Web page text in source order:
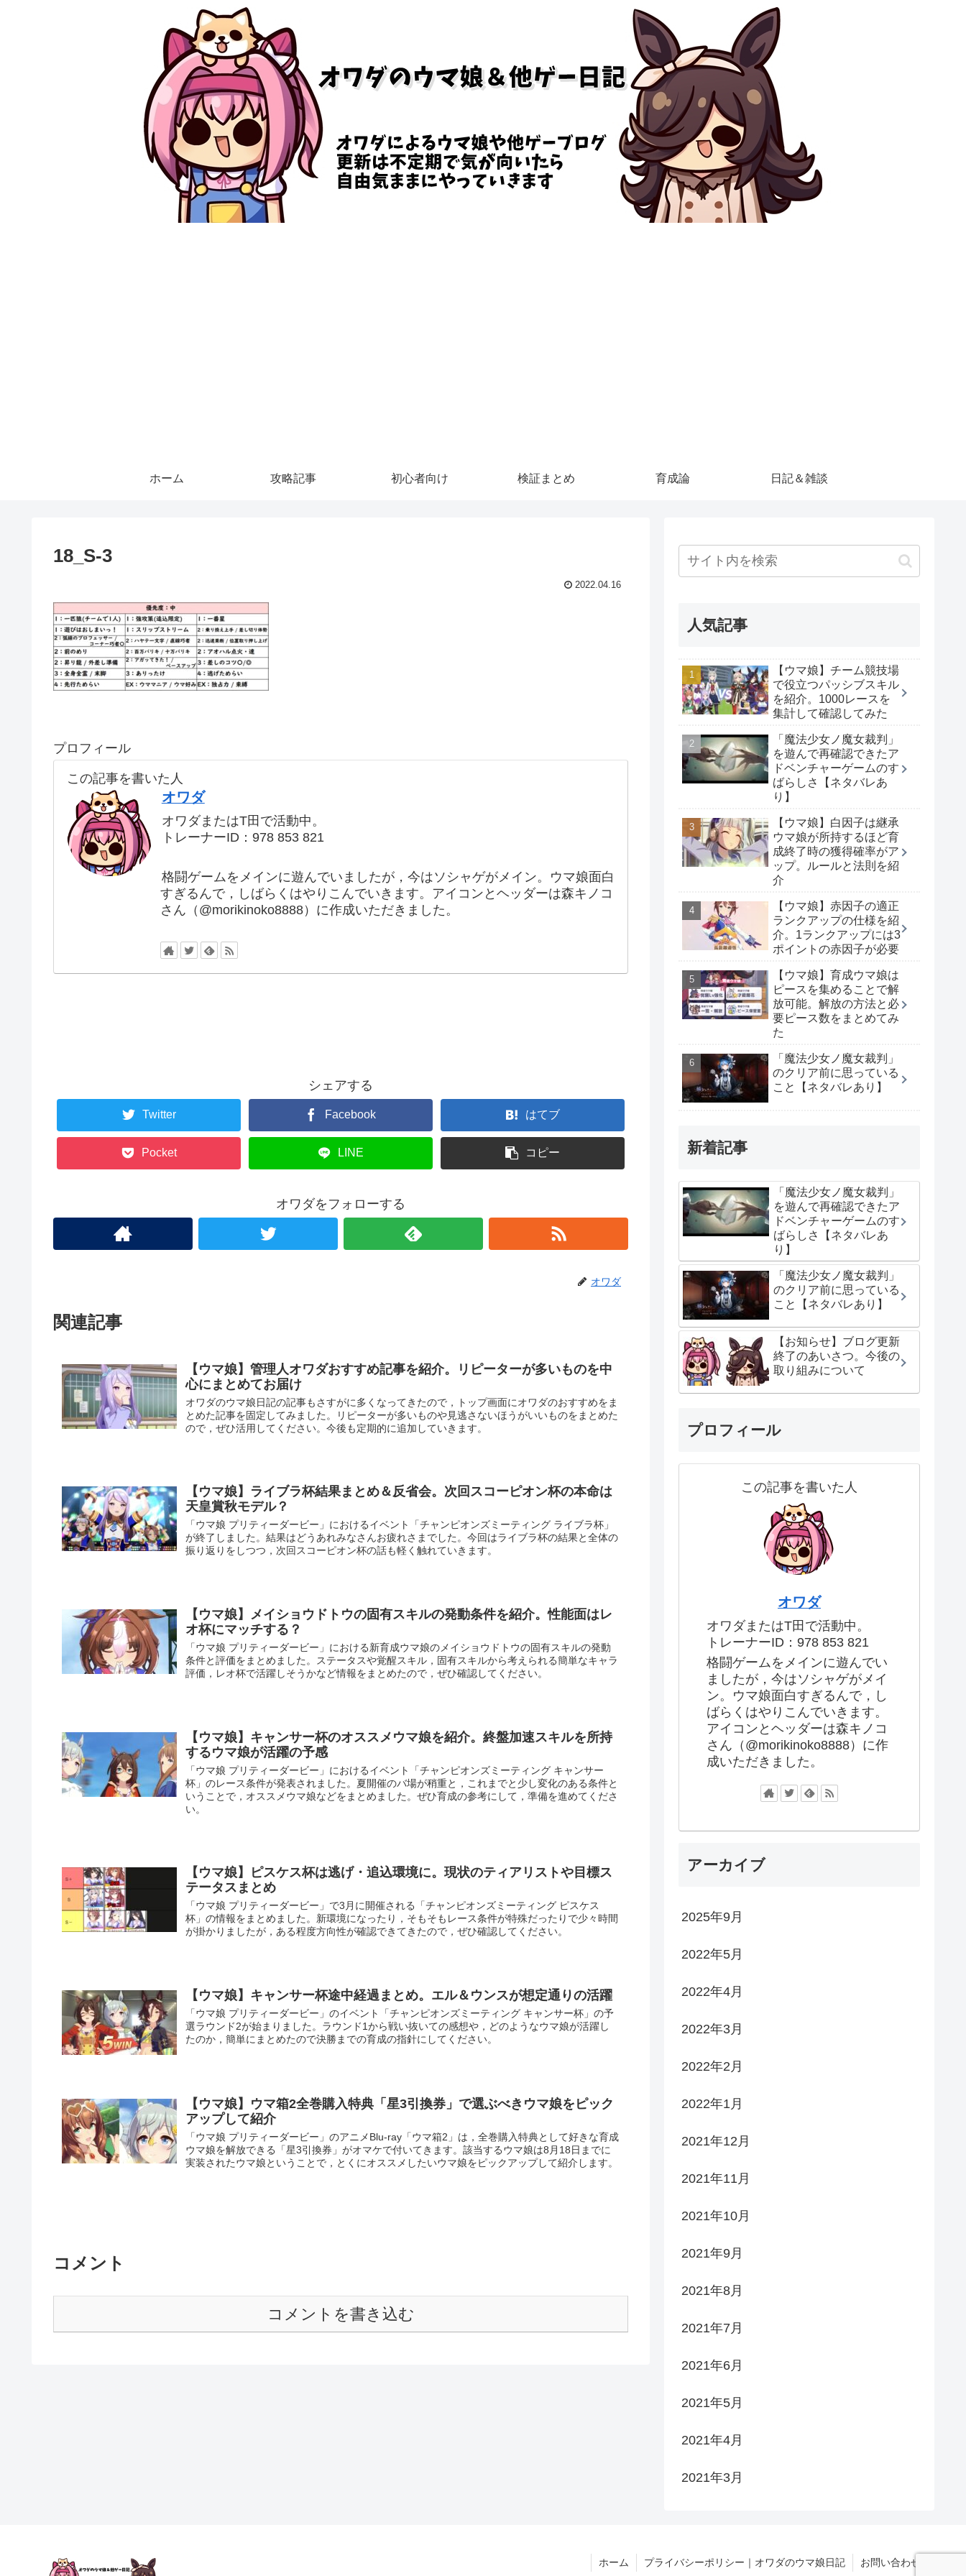
ホーム 攻略記事 初心者向け 検証まとめ 育成論 日記＆雑談
18_S-3
2022.04.16
プロフィール
この記事を書いた人
オワダ
オワダまたはT田で活動中。
トレーナーID：978 853 821
格闘ゲームをメインに遊んでいましたが，今はソシャゲがメイン。ウマ娘面白
すぎるんで，しばらくはやりこんでいきます。アイコンとヘッダーは森キノコ
さん（@morikinoko8888）に作成いただきました。
シェアする
Twitter Facebook はてブ
Pocket LINE コピー
オワダをフォローする
オワダ
関連記事
【ウマ娘】管理人オワダおすすめ記事を紹介。リピーターが多いものを中
心にまとめてお届け
オワダのウマ娘日記の記事もさすがに多くなってきたので，トップ画面にオワダのおすすめをま
とめた記事を固定してみました。リピーターが多いものや見逃さないほうがいいものをまとめた
ので，ぜひ活用してください。今後も定期的に追加していきます。
【ウマ娘】ライブラ杯結果まとめ＆反省会。次回スコーピオン杯の本命は
天皇賞秋モデル？
「ウマ娘 プリティーダービー」におけるイベント「チャンピオンズミーティング ライブラ杯」
が終了しました。結果はどうあれみなさんお疲れさまでした。今回はライブラ杯の結果と全体の
振り返りをしつつ，次回スコーピオン杯の話も軽く触れていきます。
【ウマ娘】メイショウドトウの固有スキルの発動条件を紹介。性能面はレ
オ杯にマッチする？
「ウマ娘 プリティーダービー」における新育成ウマ娘のメイショウドトウの固有スキルの発動
条件と評価をまとめました。ステータスや覚醒スキル，固有スキルから考えられる簡単なキャラ
評価，レオ杯で活躍しそうかなど情報をまとめたので，ぜひ確認してください。
【ウマ娘】キャンサー杯のオススメウマ娘を紹介。終盤加速スキルを所持
するウマ娘が活躍の予感
「ウマ娘 プリティーダービー」におけるイベント「チャンピオンズミーティング キャンサー
杯」のレース条件が発表されました。夏開催のバ場が稍重と，これまでと少し変化のある条件と
いうことで，オススメウマ娘などをまとめました。ぜひ育成の参考にして，準備を進めてくださ
い。
【ウマ娘】ピスケス杯は逃げ・追込環境に。現状のティアリストや目標ス
テータスまとめ
「ウマ娘 プリティーダービー」で3月に開催される「チャンピオンズミーティング ピスケス
杯」の情報をまとめました。新環境になったり，そもそもレース条件が特殊だったりで少々時間
が掛かりましたが，ある程度方向性が確認できてきたので，ぜひ確認してください。
【ウマ娘】キャンサー杯途中経過まとめ。エル＆ウンスが想定通りの活躍
「ウマ娘 プリティーダービー」のイベント「チャンピオンズミーティング キャンサー杯」の予
選ラウンド2が始まりました。ラウンド1から戦い抜いての感想や，どのようなウマ娘が活躍し
たのか，簡単にまとめたので決勝までの育成の指針にしてください。
【ウマ娘】ウマ箱2全巻購入特典「星3引換券」で選ぶべきウマ娘をピック
アップして紹介
「ウマ娘 プリティーダービー」のアニメBlu-ray「ウマ箱2」は，全巻購入特典として好きな育成
ウマ娘を解放できる「星3引換券」がオマケで付いてきます。該当するウマ娘は8月18日までに
実装されたウマ娘ということで，とくにオススメしたいウマ娘をピックアップして紹介します。
コメント
コメントを書き込む
人気記事
【ウマ娘】チーム競技場
で役立つパッシブスキル
を紹介。1000レースを
集計して確認してみた
「魔法少女ノ魔女裁判」
を遊んで再確認できたア
ドベンチャーゲームのす
ばらしさ【ネタバレあ
り】
【ウマ娘】白因子は継承
ウマ娘が所持するほど育
成終了時の獲得確率がア
ップ。ルールと法則を紹
介
【ウマ娘】赤因子の適正
ランクアップの仕様を紹
介。1ランクアップには3
ポイントの赤因子が必要
【ウマ娘】育成ウマ娘は
ピースを集めることで解
放可能。解放の方法と必
要ピース数をまとめてみ
た
「魔法少女ノ魔女裁判」
のクリア前に思っている
こと【ネタバレあり】
新着記事
「魔法少女ノ魔女裁判」
を遊んで再確認できたア
ドベンチャーゲームのす
ばらしさ【ネタバレあ
り】
「魔法少女ノ魔女裁判」
のクリア前に思っている
こと【ネタバレあり】
【お知らせ】ブログ更新
終了のあいさつ。今後の
取り組みについて
プロフィール
この記事を書いた人
オワダ
オワダまたはT田で活動中。
トレーナーID：978 853 821
格闘ゲームをメインに遊んでい
ましたが，今はソシャゲがメイ
ン。ウマ娘面白すぎるんで，し
ばらくはやりこんでいきます。
アイコンとヘッダーは森キノコ
さん（@morikinoko8888）に作
成いただきました。
アーカイブ
2025年9月
2022年5月
2022年4月
2022年3月
2022年2月
2022年1月
2021年12月
2021年11月
2021年10月
2021年9月
2021年8月
2021年7月
2021年6月
2021年5月
2021年4月
2021年3月
ホーム プライバシーポリシー｜オワダのウマ娘日記 お問い合わせ